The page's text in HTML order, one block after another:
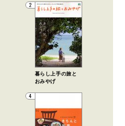
2
暮らし上手の旅と
おみやげ
4